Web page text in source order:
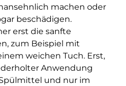
machen oder
beschädigen.
erst die sanfte
zum Beispiel mit
weichen Tuch. Erst,
Anwendung
und nur im